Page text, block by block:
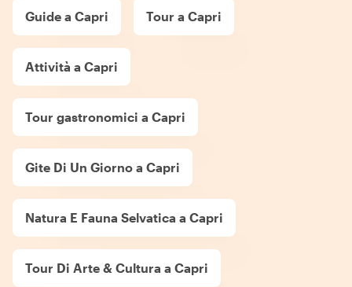
Guide a Capri Tour a Capri
Attività a Capri
Tour gastronomici a Capri
Gite Di Un Giorno a Capri
Natura E Fauna Selvatica a Capri
Tour Di Arte & Cultura a Capri